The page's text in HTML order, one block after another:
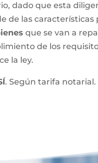
dado que esta
de las características
que se van a
de los
la ley.
. Según tarifa notarial.